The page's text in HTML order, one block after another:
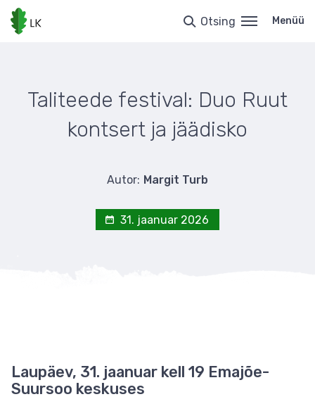
Liigu
edasi
põhisisu
Otsing Menüü
Taliteede festival: Duo Ruut
kontsert ja jäädisko
Autor: Margit Turb
31. jaanuar 2026
Laupäev, 31. jaanuar kell 19 Emajõe-
Suursoo keskuses